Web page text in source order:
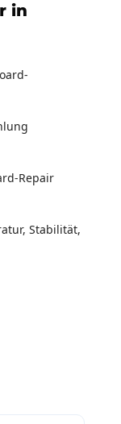
in
Repair
Stabilität,